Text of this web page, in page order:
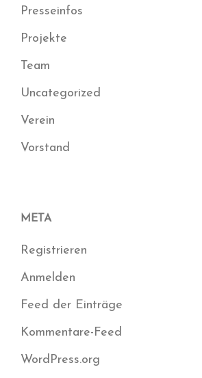
Presseinfos
Projekte
Team
Uncategorized
Verein
Vorstand
META
Registrieren
Anmelden
Feed der Einträge
Kommentare-Feed
WordPress.org